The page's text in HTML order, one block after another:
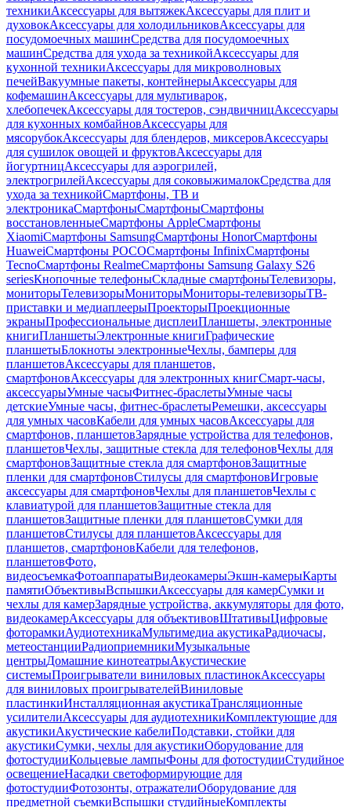
техникиАксессуары для вытяжекАксессуары для плит и
духовокАксессуары для холодильниковАксессуары для
посудомоечных машинСредства для посудомоечных
машинСредства для ухода за техникойАксессуары для
кухонной техникиАксессуары для микроволновых
печейВакуумные пакеты, контейнерыАксессуары для
кофемашинАксессуары для мультиварок,
хлебопечекАксессуары для тостеров, сэндвичницАксессуары
для кухонных комбайновАксессуары для
мясорубокАксессуары для блендеров, миксеровАксессуары
для сушилок овощей и фруктовАксессуары для
йогуртницАксессуары для аэрогрилей,
электрогрилейАксессуары для соковыжималокСредства для
ухода за техникойСмартфоны, ТВ и
электроникаСмартфоныСмартфоныСмартфоны
восстановленныеСмартфоны AppleСмартфоны
XiaomiСмартфоны SamsungСмартфоны HonorСмартфоны
HuaweiСмартфоны POCOСмартфоны InfinixСмартфоны
TecnoСмартфоны RealmeСмартфоны Samsung Galaxy S26
seriesКнопочные телефоныСкладные смартфоныТелевизоры,
мониторыТелевизорыМониторыМониторы-телевизорыТВ-
приставки и медиаплеерыПроекторыПроекционные
экраныПрофессиональные дисплеиПланшеты, электронные
книгиПланшетыЭлектронные книгиГрафические
планшетыБлокноты электронныеЧехлы, бамперы для
планшетовАксессуары для планшетов,
смартфоновАксессуары для электронных книгСмарт-часы,
аксессуарыУмные часыФитнес-браслетыУмные часы
детскиеУмные часы, фитнес-браслетыРемешки, аксессуары
для умных часовКабели для умных часовАксессуары для
смартфонов, планшетовЗарядные устройства для телефонов,
планшетовЧехлы, защитные стекла для телефоновЧехлы для
смартфоновЗащитные стекла для смартфоновЗащитные
пленки для смартфоновСтилусы для смартфоновИгровые
аксессуары для смартфоновЧехлы для планшетовЧехлы с
клавиатурой для планшетовЗащитные стекла для
планшетовЗащитные пленки для планшетовСумки для
планшетовСтилусы для планшетовАксессуары для
планшетов, смартфоновКабели для телефонов,
планшетовФото,
видеосъемкаФотоаппаратыВидеокамерыЭкшн-камерыКарты
памятиОбъективыВспышкиАксессуары для камерСумки и
чехлы для камерЗарядные устройства, аккумуляторы для фото,
видеокамерАксессуары для объективовШтативыЦифровые
фоторамкиАудиотехникаМультимедиа акустикаРадиочасы,
метеостанцииРадиоприемникиМузыкальные
центрыДомашние кинотеатрыАкустические
системыПроигрыватели виниловых пластинокАксессуары
для виниловых проигрывателейВиниловые
пластинкиИнсталляционная акустикаТрансляционные
усилителиАксессуары для аудиотехникиКомплектующие для
акустикиАкустические кабелиПодставки, стойки для
акустикиСумки, чехлы для акустикиОборудование для
фотостудииКольцевые лампыФоны для фотостудииСтудийное
освещениеНасадки светоформирующие для
фотостудииФотозонты, отражателиОборудование для
предметной съемкиВспышки студийныеКомплекты